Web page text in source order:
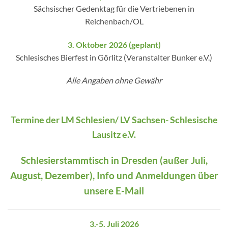
Sächsischer Gedenktag für die Vertriebenen in
Reichenbach/OL
3. Oktober 2026 (geplant)
Schlesisches Bierfest in Görlitz (Veranstalter Bunker e.V.)
Alle Angaben ohne Gewähr
Termine der LM Schlesien/ LV Sachsen- Schlesische
Lausitz e.V.
Schlesierstammtisch in Dresden (außer Juli,
August, Dezember), Info und Anmeldungen über
unsere E-Mail
3.-5. Juli 2026